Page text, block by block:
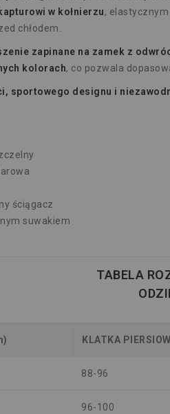
w kołnierzu,
chłodem.
zapinane na zamek z
kolorach, co pozwala
sportowego designu i
ściągacz
suwakiem
TABELA
KLATKA
88-96
96-100